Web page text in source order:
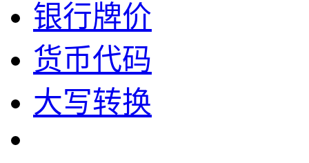
银行牌价
货币代码
大写转换